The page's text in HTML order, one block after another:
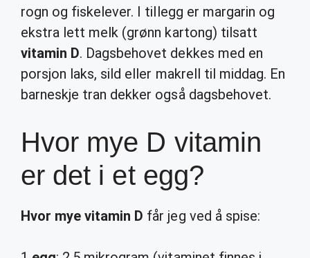
rogn og fiskelever. I tillegg er margarin og
ekstra lett melk (grønn kartong) tilsatt
vitamin D. Dagsbehovet dekkes med en
porsjon laks, sild eller makrell til middag. En
barneskje tran dekker også dagsbehovet.
Hvor mye D vitamin
er det i et egg?
Hvor mye vitamin D får jeg ved å spise: